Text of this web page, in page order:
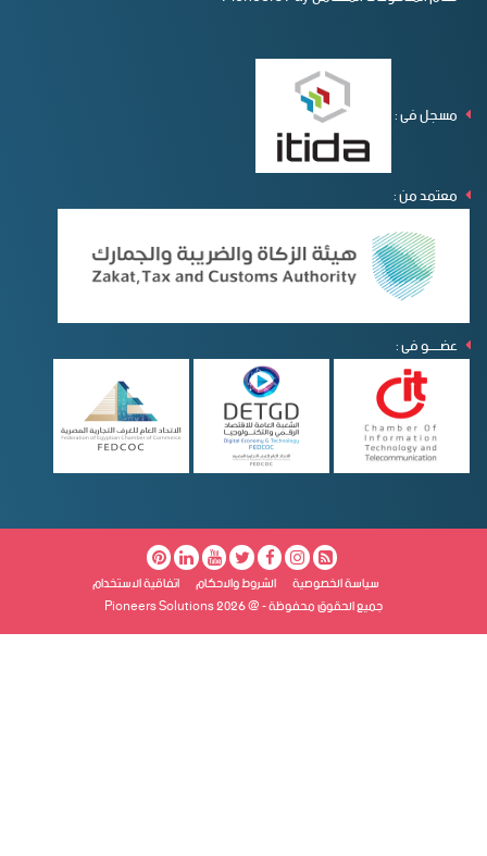
مسجل فى :
معتمد من :
عضـــــو فى :
سياسة الخصوصية الشروط والاحكام اتفاقية الاستخدام
جميع الحقوق محفوظة - @ Pioneers Solutions 2026